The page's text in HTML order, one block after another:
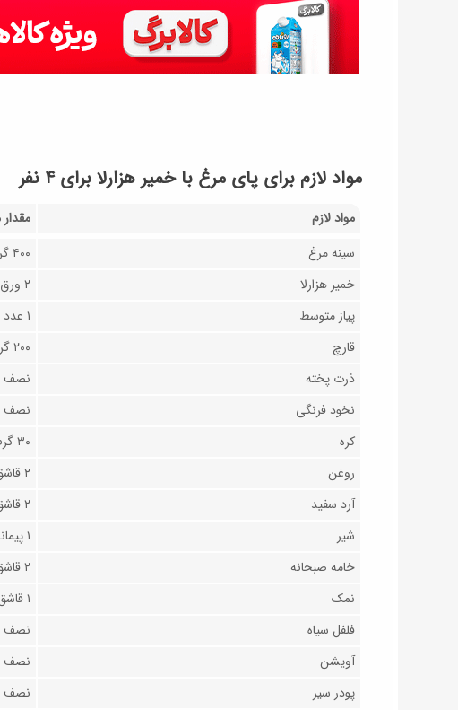
مواد لازم برای پای مرغ با خمیر هزارلا برای ۴ نفر
مواد لازم
مقدار
سینه مرغ
۴۰۰ گرم
خمیر هزارلا
۲ ورق
پیاز متوسط
۱ عدد
قارچ
۲۰۰ گرم
ذرت پخته
نصف
نخود فرنگی
نصف
کره
۳۰ گرم
روغن
۲ قاشق غذاخوری
آرد سفید
۲ قاشق غذاخوری
شیر
۱ پیمانه
خامه صبحانه
۲ قاشق غذاخوری (اختیاری)
نمک
۱ قاشق چای‌خوری
فلفل سیاه
نصف
آویشن
نصف
پودر سیر
نصف